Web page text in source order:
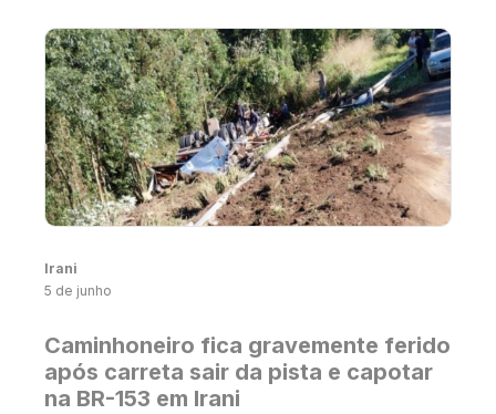
Irani
5 de junho
Caminhoneiro fica gravemente ferido
após carreta sair da pista e capotar
na BR-153 em Irani